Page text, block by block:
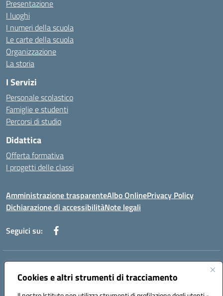
Cookies e altri strumenti di tracciamento
Presentazione
I luoghi
I numeri della scuola
Le carte della scuola
Organizzazione
La storia
I Servizi
Personale scolastico
Famiglie e studenti
Percorsi di studio
Didattica
Offerta formativa
I progetti delle classi
Amministrazione trasparenteAlbo OnlinePrivacy Policy
Dichiarazione di accessibilitàNote legali
Seguici su:
Indirizzo:
Centralino:+39 0965 78 12 60 Email:rcic841003@istruzione.it